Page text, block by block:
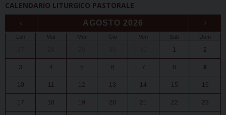
CALENDARIO LITURGICO PASTORALE
‹ AGOSTO 2026 ›
Lun Mar Mer Gio Ven Sab Dom
1 2
3 4 5 6 7 8 9
10 11 12 13 14 15 16
17 18 19 20 21 22 23